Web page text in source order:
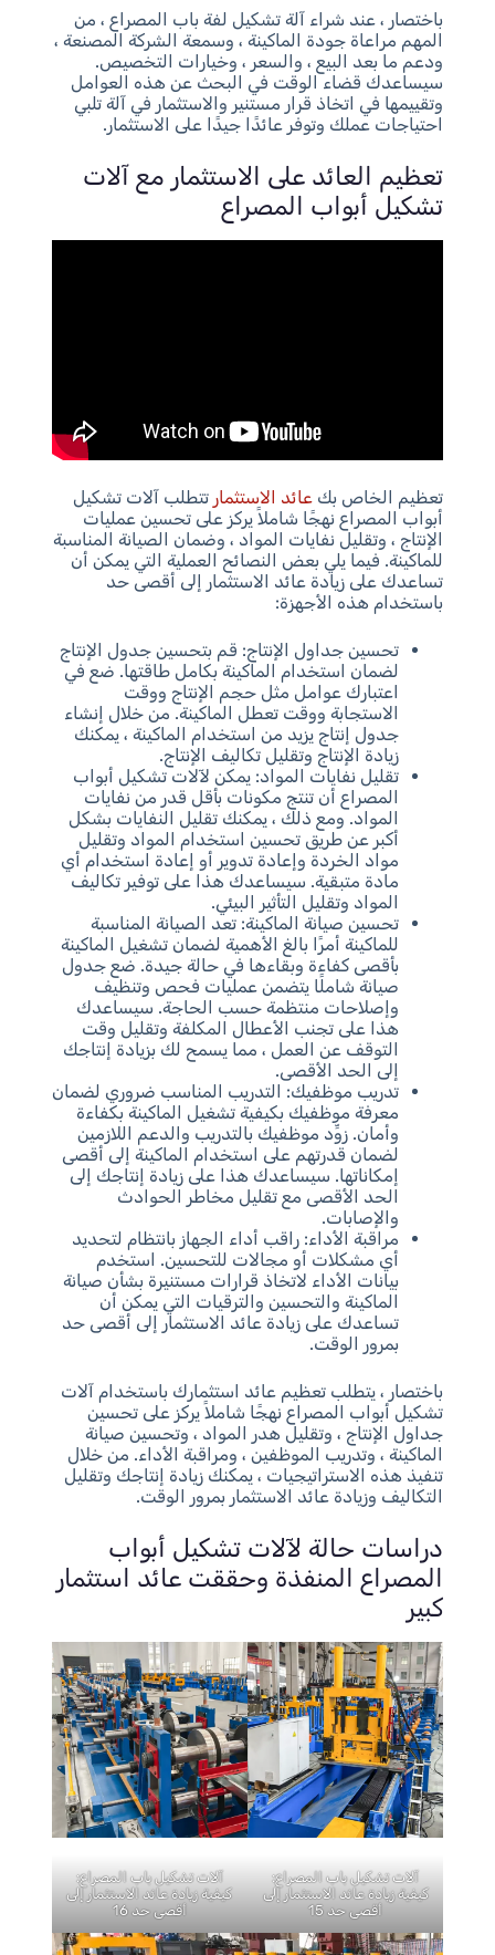
باختصار ، عند شراء آلة تشكيل لفة باب المصراع ، من
المهم مراعاة جودة الماكينة ، وسمعة الشركة المصنعة ،
ودعم ما بعد البيع ، والسعر ، وخيارات التخصيص.
سيساعدك قضاء الوقت في البحث عن هذه العوامل
وتقييمها في اتخاذ قرار مستنير والاستثمار في آلة تلبي
احتياجات عملك وتوفر عائدًا جيدًا على الاستثمار.
تعظيم العائد على الاستثمار مع آلات
تشكيل أبواب المصراع
تعظيم الخاص بك عائد الاستثمار تتطلب آلات تشكيل
أبواب المصراع نهجًا شاملاً يركز على تحسين عمليات
الإنتاج ، وتقليل نفايات المواد ، وضمان الصيانة المناسبة
للماكينة. فيما يلي بعض النصائح العملية التي يمكن أن
تساعدك على زيادة عائد الاستثمار إلى أقصى حد
باستخدام هذه الأجهزة:
تحسين جداول الإنتاج: قم بتحسين جدول الإنتاج
لضمان استخدام الماكينة بكامل طاقتها. ضع في
اعتبارك عوامل مثل حجم الإنتاج ووقت
الاستجابة ووقت تعطل الماكينة. من خلال إنشاء
جدول إنتاج يزيد من استخدام الماكينة ، يمكنك
زيادة الإنتاج وتقليل تكاليف الإنتاج.
تقليل نفايات المواد: يمكن لآلات تشكيل أبواب
المصراع أن تنتج مكونات بأقل قدر من نفايات
المواد. ومع ذلك ، يمكنك تقليل النفايات بشكل
أكبر عن طريق تحسين استخدام المواد وتقليل
مواد الخردة وإعادة تدوير أو إعادة استخدام أي
مادة متبقية. سيساعدك هذا على توفير تكاليف
المواد وتقليل التأثير البيئي.
تحسين صيانة الماكينة: تعد الصيانة المناسبة
للماكينة أمرًا بالغ الأهمية لضمان تشغيل الماكينة
بأقصى كفاءة وبقاءها في حالة جيدة. ضع جدول
صيانة شاملًا يتضمن عمليات فحص وتنظيف
وإصلاحات منتظمة حسب الحاجة. سيساعدك
هذا على تجنب الأعطال المكلفة وتقليل وقت
التوقف عن العمل ، مما يسمح لك بزيادة إنتاجك
إلى الحد الأقصى.
تدريب موظفيك: التدريب المناسب ضروري لضمان
معرفة موظفيك بكيفية تشغيل الماكينة بكفاءة
وأمان. زوِّد موظفيك بالتدريب والدعم اللازمين
لضمان قدرتهم على استخدام الماكينة إلى أقصى
إمكاناتها. سيساعدك هذا على زيادة إنتاجك إلى
الحد الأقصى مع تقليل مخاطر الحوادث
والإصابات.
مراقبة الأداء: راقب أداء الجهاز بانتظام لتحديد
أي مشكلات أو مجالات للتحسين. استخدم
بيانات الأداء لاتخاذ قرارات مستنيرة بشأن صيانة
الماكينة والتحسين والترقيات التي يمكن أن
تساعدك على زيادة عائد الاستثمار إلى أقصى حد
بمرور الوقت.
باختصار ، يتطلب تعظيم عائد استثمارك باستخدام آلات
تشكيل أبواب المصراع نهجًا شاملاً يركز على تحسين
جداول الإنتاج ، وتقليل هدر المواد ، وتحسين صيانة
الماكينة ، وتدريب الموظفين ، ومراقبة الأداء. من خلال
تنفيذ هذه الاستراتيجيات ، يمكنك زيادة إنتاجك وتقليل
التكاليف وزيادة عائد الاستثمار بمرور الوقت.
دراسات حالة لآلات تشكيل أبواب
المصراع المنفذة وحققت عائد استثمار
كبير
آلات تشكيل باب المصراع:
كيفية زيادة عائد الاستثمار إلى
أقصى حد 15
آلات تشكيل باب المصراع:
كيفية زيادة عائد الاستثمار إلى
أقصى حد 16